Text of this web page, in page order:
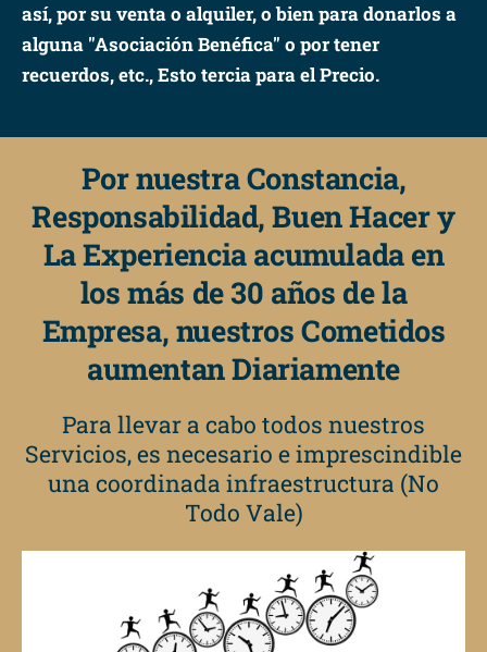
así, por su venta o alquiler, o bien para donarlos a
alguna "Asociación Benéfica" o por tener
recuerdos, etc., Esto tercia para el Precio.
Por nuestra Constancia,
Responsabilidad, Buen Hacer y
La Experiencia acumulada en
los más de 30 años de la
Empresa, nuestros Cometidos
aumentan Diariamente
Para llevar a cabo todos nuestros
Servicios, es necesario e imprescindible
una coordinada infraestructura (No
Todo Vale)